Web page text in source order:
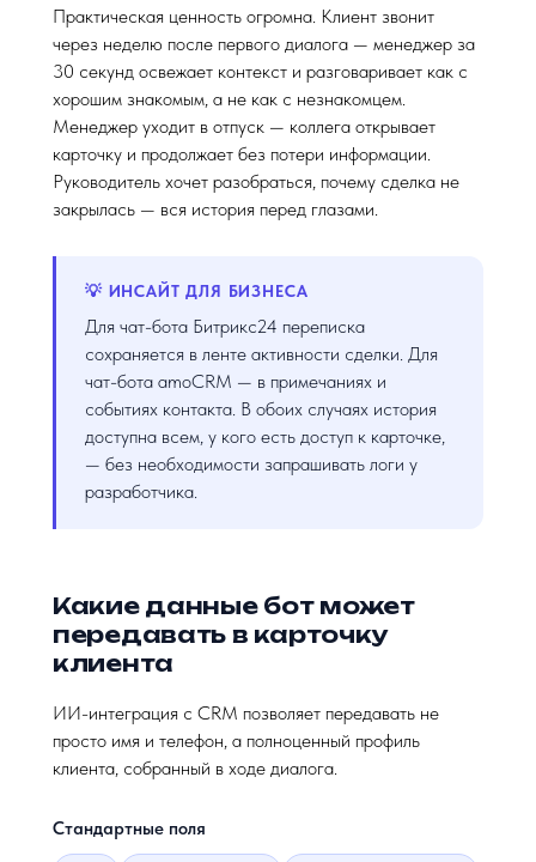
Практическая ценность огромна. Клиент звонит
через неделю после первого диалога — менеджер за
30 секунд освежает контекст и разговаривает как с
хорошим знакомым, а не как с незнакомцем.
Менеджер уходит в отпуск — коллега открывает
карточку и продолжает без потери информации.
Руководитель хочет разобраться, почему сделка не
закрылась — вся история перед глазами.
💡 ИНСАЙТ ДЛЯ БИЗНЕСА
Для чат-бота Битрикс24 переписка
сохраняется в ленте активности сделки. Для
чат-бота amoCRM — в примечаниях и
событиях контакта. В обоих случаях история
доступна всем, у кого есть доступ к карточке,
— без необходимости запрашивать логи у
разработчика.
Какие данные бот может
передавать в карточку
клиента
ИИ-интеграция с CRM позволяет передавать не
просто имя и телефон, а полноценный профиль
клиента, собранный в ходе диалога.
Стандартные поля